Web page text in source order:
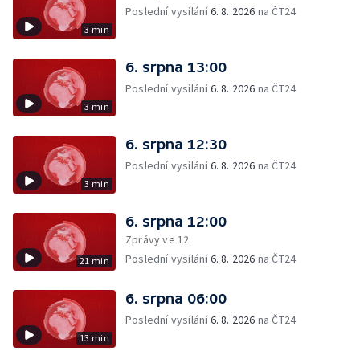
3 min
Poslední vysílání6. 8. 2026 na ČT24
3 min
6. srpna 13:00
Poslední vysílání6. 8. 2026 na ČT24
3 min
6. srpna 12:30
Poslední vysílání6. 8. 2026 na ČT24
21 min
6. srpna 12:00
Zprávy ve 12
Poslední vysílání6. 8. 2026 na ČT24
13 min
6. srpna 06:00
Poslední vysílání6. 8. 2026 na ČT24